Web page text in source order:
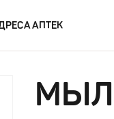
АПТЕК